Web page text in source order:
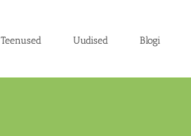
Teenused Uudised Blogi